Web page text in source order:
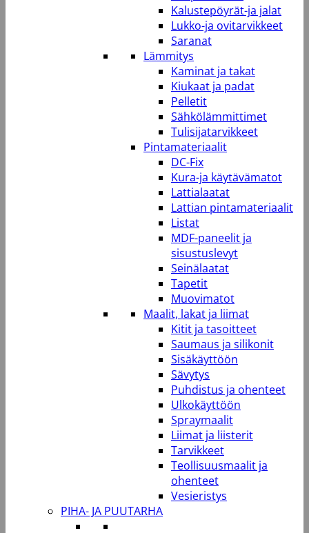
Kalustepöyrät-ja jalat
Lukko-ja ovitarvikkeet
Saranat
Lämmitys
Kaminat ja takat
Kiukaat ja padat
Pelletit
Sähkölämmittimet
Tulisijatarvikkeet
Pintamateriaalit
DC-Fix
Kura-ja käytävämatot
Lattialaatat
Lattian pintamateriaalit
Listat
MDF-paneelit ja
sisustuslevyt
Seinälaatat
Tapetit
Muovimatot
Maalit, lakat ja liimat
Kitit ja tasoitteet
Saumaus ja silikonit
Sisäkäyttöön
Sävytys
Puhdistus ja ohenteet
Ulkokäyttöön
Spraymaalit
Liimat ja liisterit
Tarvikkeet
Teollisuusmaalit ja
ohenteet
Vesieristys
PIHA- JA PUUTARHA